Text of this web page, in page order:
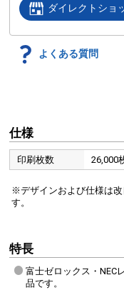
ダイレクトショ
よくある質問
仕様
印刷枚数 26,000
※デザインおよび仕様は
す。
特長
富士ゼロックス・NEC
品です。